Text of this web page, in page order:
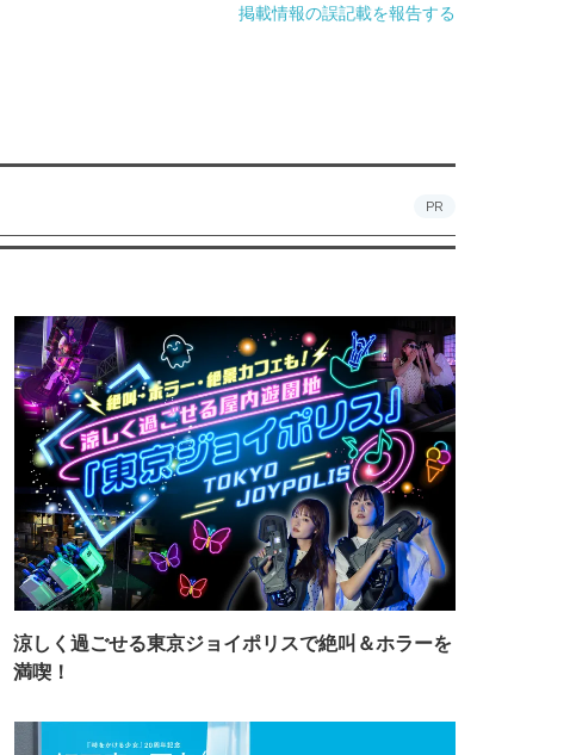
掲載情報の誤記載を報告する
PR
涼しく過ごせる東京ジョイポリスで絶叫＆ホラーを
満喫！